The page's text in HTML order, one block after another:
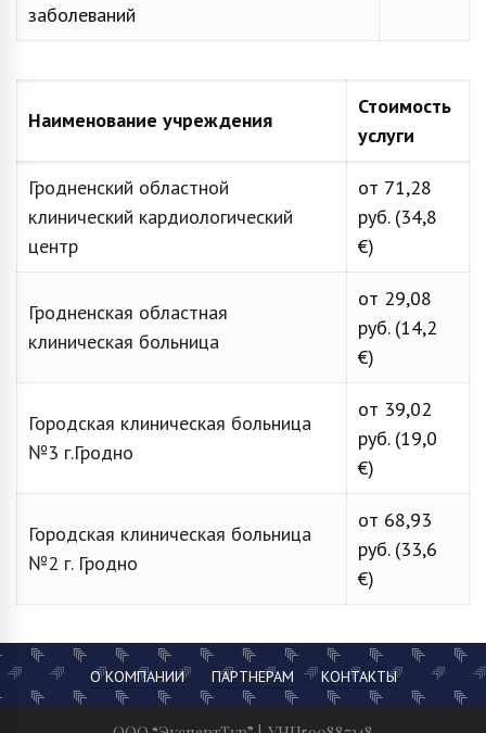
заболеваний
Наименование учреждения
Стоимость
услуги
Гродненский областной
клинический кардиологический
центр
от 71,28
руб. (34,8
€)
Гродненская областная
клиническая больница
от 29,08
руб. (14,2
€)
Городская клиническая больница
№3 г.Гродно
от 39,02
руб. (19,0
€)
Городская клиническая больница
№2 г. Гродно
от 68,93
руб. (33,6
€)
О КОМПАНИИ ПАРТНЕРАМ КОНТАКТЫ